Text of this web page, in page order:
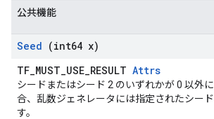
公共機能
Seed (int64 x)
TF_MUST_USE_RESULT Attrs
シードまたはシード 2 のいずれかが 0 以外
合、乱数ジェネレータには指定されたシー
す。